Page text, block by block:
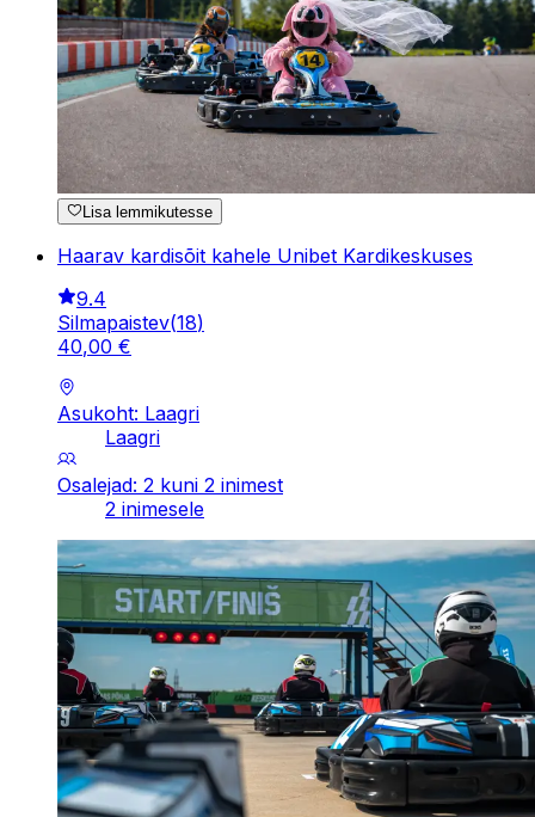
Lisa lemmikutesse
Haarav kardisõit kahele Unibet Kardikeskuses
9.4
Silmapaistev(18)
40,00 €
Asukoht: Laagri
Laagri
Osalejad: 2 kuni 2 inimest
2 inimesele